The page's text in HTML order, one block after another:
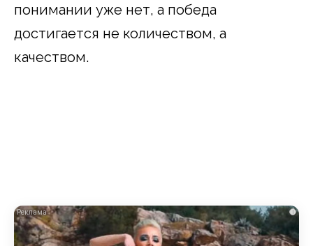
понимании уже нет, а победа
достигается не количеством, а
качеством.
i